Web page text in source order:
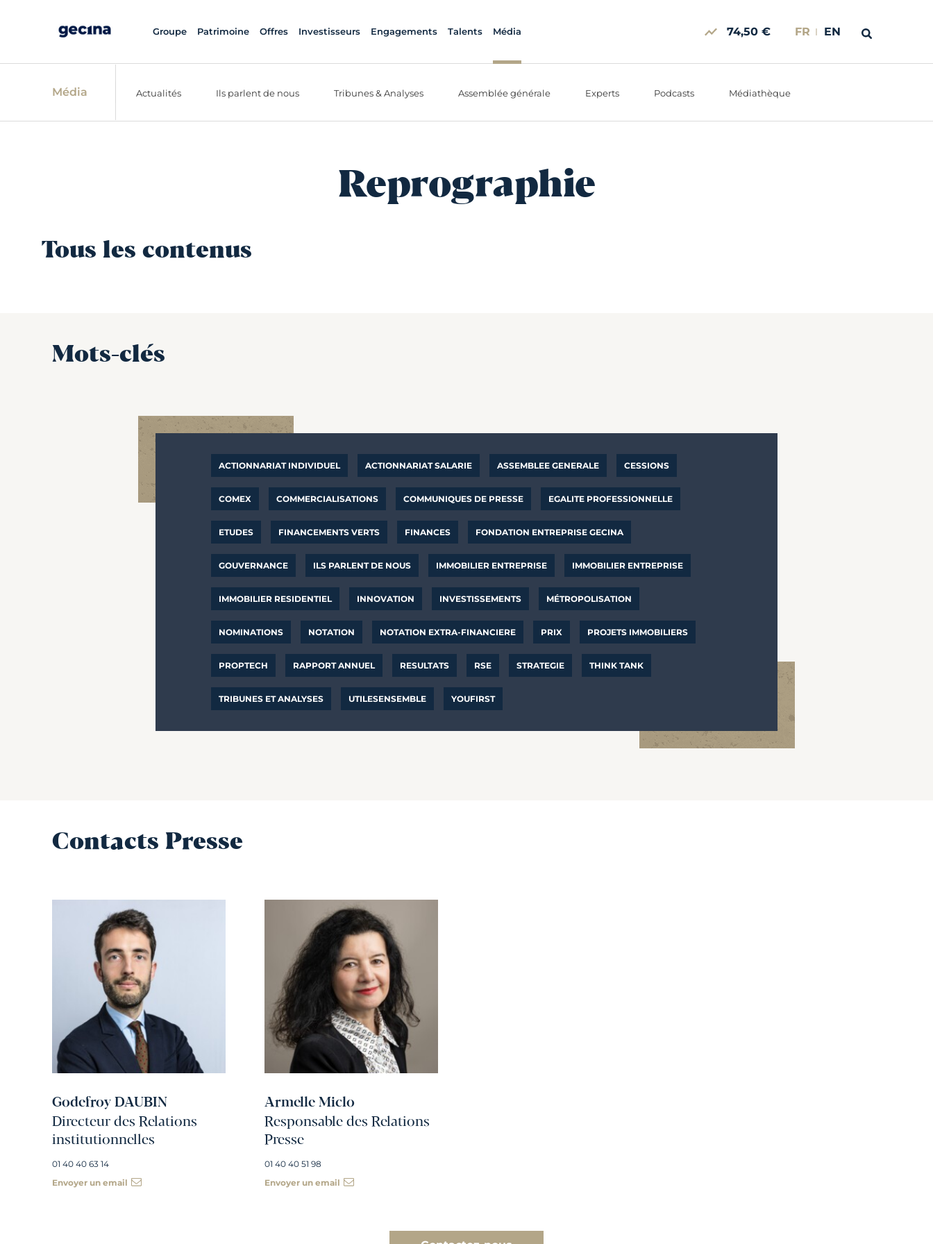
Groupe Patrimoine Offres Investisseurs Engagements Talents Média 74,50 € FR EN
Média Actualités Ils parlent de nous Tribunes & Analyses Assemblée générale Experts Podcasts Médiathèque
Reprographie
Tous les contenus
Mots-clés
ACTIONNARIAT INDIVIDUEL ACTIONNARIAT SALARIE ASSEMBLEE GENERALE CESSIONS
COMEX COMMERCIALISATIONS COMMUNIQUES DE PRESSE EGALITE PROFESSIONNELLE
ETUDES FINANCEMENTS VERTS FINANCES FONDATION ENTREPRISE GECINA
GOUVERNANCE ILS PARLENT DE NOUS IMMOBILIER ENTREPRISE IMMOBILIER ENTREPRISE
IMMOBILIER RESIDENTIEL INNOVATION INVESTISSEMENTS MÉTROPOLISATION
NOMINATIONS NOTATION NOTATION EXTRA-FINANCIERE PRIX PROJETS IMMOBILIERS
PROPTECH RAPPORT ANNUEL RESULTATS RSE STRATEGIE THINK TANK
TRIBUNES ET ANALYSES UTILESENSEMBLE YOUFIRST
Contacts Presse
Godefroy DAUBIN
Directeur des Relations
institutionnelles
01 40 40 63 14
Envoyer un email
Armelle Miclo
Responsable des Relations
Presse
01 40 40 51 98
Envoyer un email